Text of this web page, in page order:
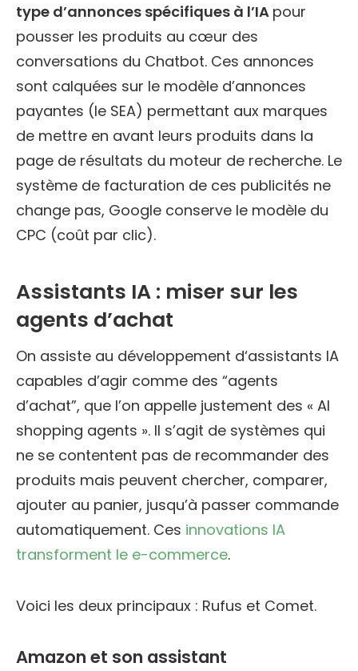
type d’annonces spécifiques à l’IA pour
pousser les produits au cœur des
conversations du Chatbot. Ces annonces
sont calquées sur le modèle d’annonces
payantes (le SEA) permettant aux marques
de mettre en avant leurs produits dans la
page de résultats du moteur de recherche. Le
système de facturation de ces publicités ne
change pas, Google conserve le modèle du
CPC (coût par clic).
Assistants IA : miser sur les
agents d’achat
On assiste au développement d‘assistants IA
capables d’agir comme des “agents
d’achat”, que l’on appelle justement des « AI
shopping agents ». Il s’agit de systèmes qui
ne se contentent pas de recommander des
produits mais peuvent chercher, comparer,
ajouter au panier, jusqu’à passer commande
automatiquement. Ces innovations IA
transforment le e-commerce.
Voici les deux principaux : Rufus et Comet.
Amazon et son assistant